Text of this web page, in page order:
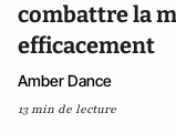
combattre la
efficacement
Amber Dance
13 min de lecture